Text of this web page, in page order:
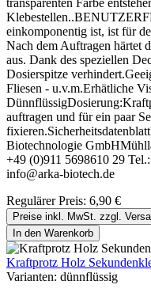
transparenten Farbe
einkomponentig ist, ist für
Nach dem Auftragen härtet
aus. Dank des speziellen
Dosierspitze
Fliesen - u.v.m.Erhätliche
auftragen und für ein paar
Biotechnologie
+49 (0)911 5698610 29
info@arka-biotech.de
Regulärer Preis: 6,90 €
Preise inkl. MwSt. zzgl.
In den Warenkorb
Kraftprotz Holz
Varianten: dünnflüssig